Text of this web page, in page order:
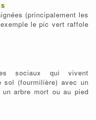
(principalement les
le pic vert raffole
sociaux qui vivent
sol (fourmilière) avec un
arbre mort ou au pied